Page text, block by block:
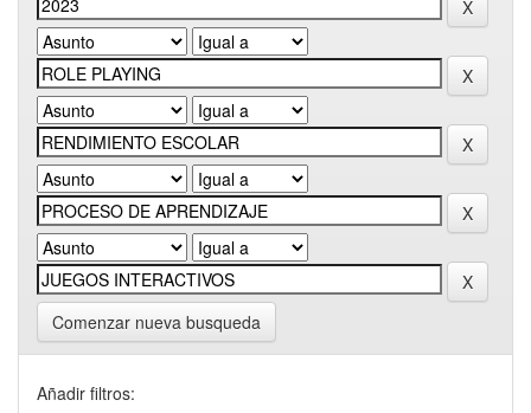
Comenzar nueva busqueda
Añadir filtros: